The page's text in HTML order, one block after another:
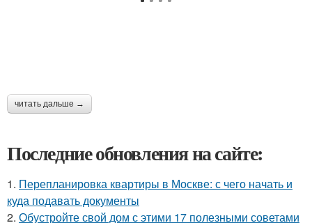
читать дальше →
Последние обновления на сайте:
1. Перепланировка квартиры в Москве: с чего начать и
куда подавать документы
2. Обустройте свой дом с этими 17 полезными советами